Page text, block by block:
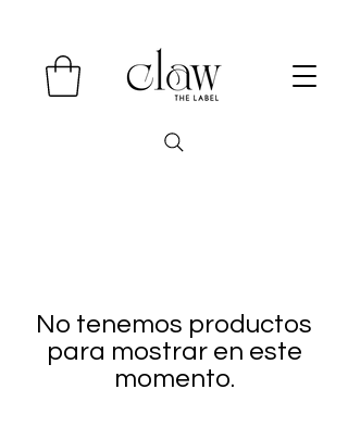
No tenemos productos
para mostrar en este
momento.